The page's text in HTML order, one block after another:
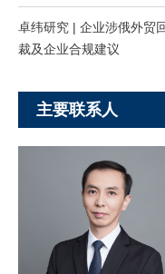
卓纬研究 | 企业涉俄外贸
裁及企业合规建议
主要联系人